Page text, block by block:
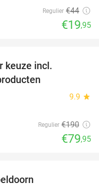
Regulier €44
€19,95
keuze incl.
9.9 star
Regulier €190
€79,95